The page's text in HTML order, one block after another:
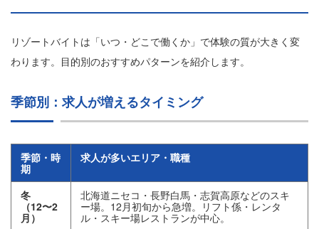
リゾートバイトは「いつ・どこで働くか」で体験の質が大きく変
わります。目的別のおすすめパターンを紹介します。
季節別：求人が増えるタイミング
季節・時
期
求人が多いエリア・職種
冬
（12〜2
月）
北海道ニセコ・長野白馬・志賀高原などのスキ
ー場。12月初旬から急増。リフト係・レンタ
ル・スキー場レストランが中心。